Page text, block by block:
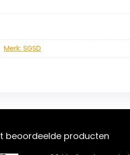
Merk: SGSD
beoordeelde producten